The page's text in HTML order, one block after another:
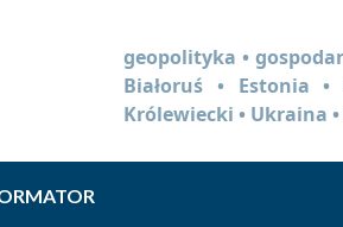
geopolityka •
Białoruś • Estonia
Królewiecki • Ukraina